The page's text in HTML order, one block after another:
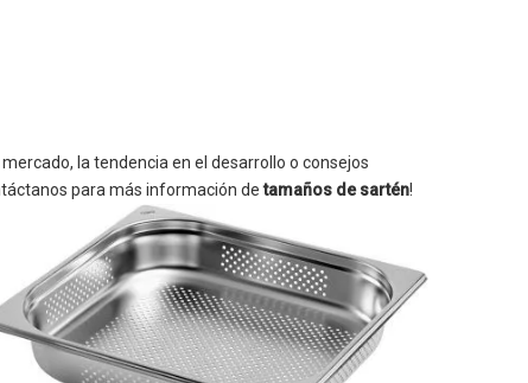
la tendencia en el desarrollo o consejos
para más información detamaños de sartén!